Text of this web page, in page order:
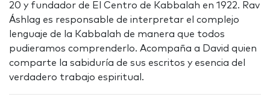
20 y fundador de El Centro de Kabbalah en 1922. Rav
Áshlag es responsable de interpretar el complejo
lenguaje de la Kabbalah de manera que todos
pudieramos comprenderlo. Acompaña a David quien
comparte la sabiduría de sus escritos y esencia del
verdadero trabajo espiritual.